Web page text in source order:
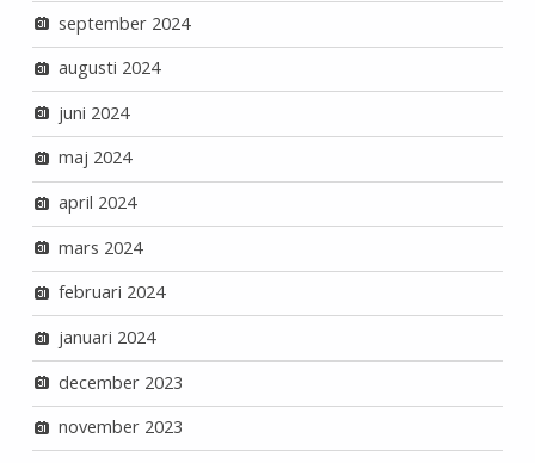
september 2024
augusti 2024
juni 2024
maj 2024
april 2024
mars 2024
februari 2024
januari 2024
december 2023
november 2023